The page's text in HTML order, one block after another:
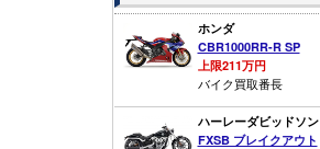
ホンダ
CBR1000RR-R SP
上限211万円
バイク買取番長
ハーレーダビッドソン
FXSB ブレイクアウト